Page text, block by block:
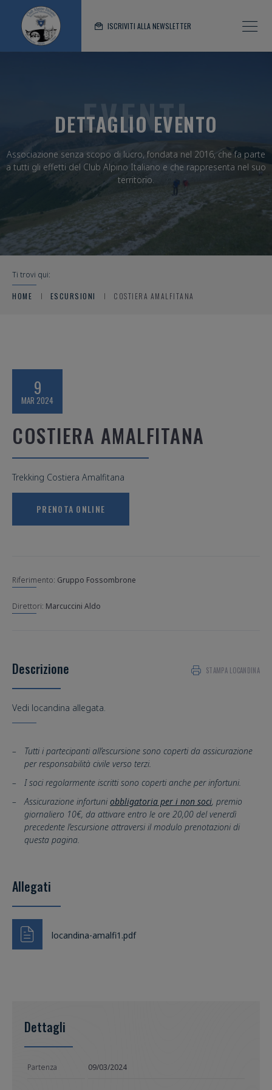
ISCRIVITI ALLA NEWSLETTER
EVENTI
DETTAGLIO EVENTO
Associazione senza scopo di lucro, fondata nel 2016, che fa parte
a tutti gli effetti del Club Alpino Italiano e che rappresenta nel suo
territorio.
Ti trovi qui:
HOME ESCURSIONI COSTIERA AMALFITANA
9
MAR 2024
COSTIERA AMALFITANA
Trekking Costiera Amalfitana
PRENOTA ONLINE
Riferimento: Gruppo Fossombrone
Marcuccini Aldo
Descrizione STAMPA LOCANDINA
Vedi locandina allegata.
Tutti i partecipanti all’escursione sono coperti da assicurazione
per responsabilità civile verso terzi.
I soci regolarmente iscritti sono coperti anche per infortuni.
Assicurazione infortuniobbligatoria per i non soci, premio
giornaliero 10€, da attivare entro le ore 20,00 del venerdì
precedente l’escursione attraversi il modulo prenotazioni di
questa pagina.
Allegati
locandina-amalfi1.pdf
Dettagli
Partenza 09/03/2024